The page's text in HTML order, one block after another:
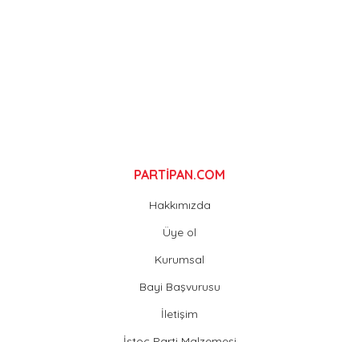
PARTİPAN.COM
Hakkımızda
Üye ol
Kurumsal
Bayi Başvurusu
İletişim